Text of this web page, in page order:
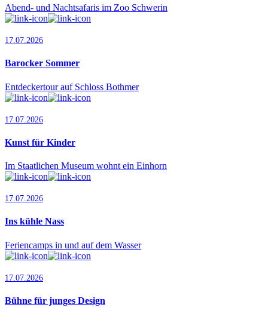
Abend- und Nachtsafaris im Zoo Schwerin
17.07.2026
Barocker Sommer
Entdeckertour auf Schloss Bothmer
17.07.2026
Kunst für Kinder
Im Staatlichen Museum wohnt ein Einhorn
17.07.2026
Ins kühle Nass
Feriencamps in und auf dem Wasser
17.07.2026
Bühne für junges Design